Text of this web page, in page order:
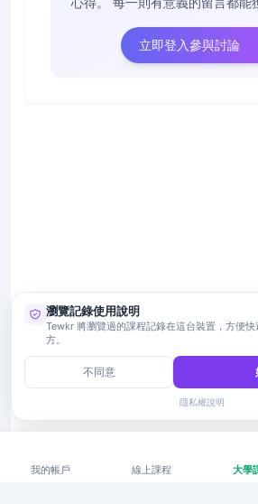
立即登入參與討論
我的帳戶 線上課程 大學
瀏覽記錄使用說明
Tewkr 將瀏覽過的課程記錄在這台裝置，方便
方。
不同意
隱私權說明